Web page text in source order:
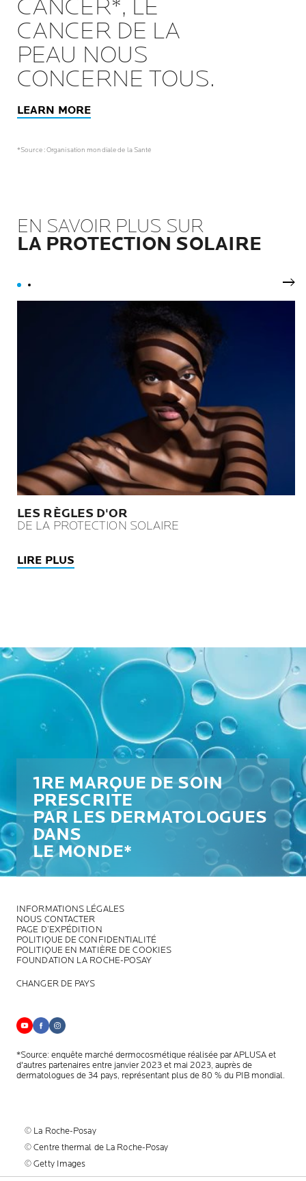
CANCER*, LE
CANCER DE LA
PEAU NOUS
CONCERNE TOUS.
LEARN MORE
*Source : Organisation mondiale de la Santé
EN SAVOIR PLUS SUR
LA PROTECTION SOLAIRE
LES RÈGLES D'OR
DE LA PROTECTION SOLAIRE
LIRE PLUS
1RE MARQUE DE SOIN
PRESCRITE
PAR LES DERMATOLOGUES
DANS
LE MONDE*
INFORMATIONS LÉGALES
NOUS CONTACTER
PAGE D’EXPÉDITION
POLITIQUE DE CONFIDENTIALITÉ
POLITIQUE EN MATIÈRE DE COOKIES
FOUNDATION LA ROCHE-POSAY
CHANGER DE PAYS
*Source: enquête marché dermocosmétique réalisée par APLUSA et
d'autres partenaires entre janvier 2023 et mai 2023, auprès de
dermatologues de 34 pays, représentant plus de 80 % du PIB mondial.
© La Roche-Posay
© Centre thermal de La Roche-Posay
© Getty Images